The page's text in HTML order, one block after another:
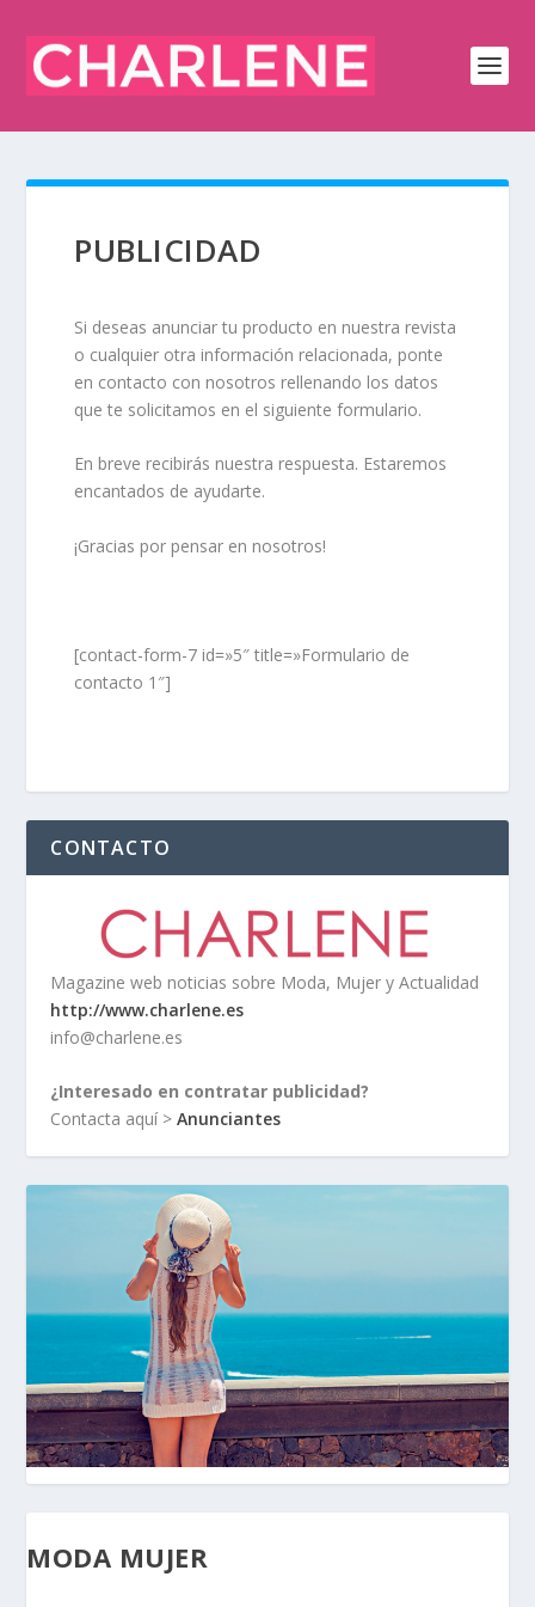
PUBLICIDAD
Si deseas anunciar tu producto en nuestra revista
o cualquier otra información relacionada, ponte
en contacto con nosotros rellenando los datos
que te solicitamos en el siguiente formulario.
En breve recibirás nuestra respuesta. Estaremos
encantados de ayudarte.
¡Gracias por pensar en nosotros!
[contact-form-7 id=»5″ title=»Formulario de
contacto 1″]
CONTACTO
Magazine web noticias sobre Moda, Mujer y Actualidad
http://www.charlene.es
info@charlene.es
¿Interesado en contratar publicidad?
Contacta aquí >Anunciantes
MODA MUJER